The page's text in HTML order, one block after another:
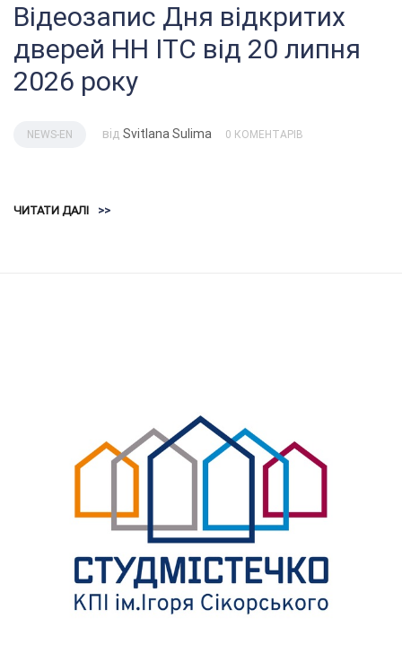
Відеозапис Дня відкритих
дверей НН ІТС від 20 липня
2026 року
NEWS-EN від Svitlana Sulima 0 КОМЕНТАРІВ
ЧИТАТИ ДАЛІ >>